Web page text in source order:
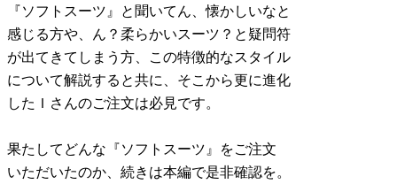
『ソフトスーツ』と聞いてん、懐かしいなと
感じる方や、ん？柔らかいスーツ？と疑問符
が出てきてしまう方、この特徴的なスタイル
について解説すると共に、そこから更に進化
したＩさんのご注文は必見です。
果たしてどんな『ソフトスーツ』をご注文
いただいたのか、続きは本編で是非確認を。